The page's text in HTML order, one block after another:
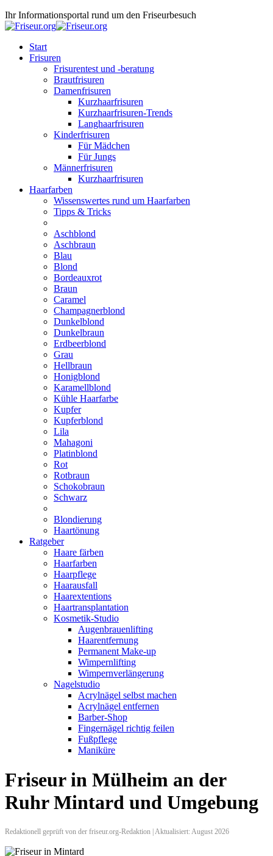
Ihr Informationsportal rund um den Friseurbesuch
Start
Frisuren
Frisurentest und -beratung
Brautfrisuren
Damenfrisuren
Kurzhaarfrisuren
Kurzhaarfrisuren-Trends
Langhaarfrisuren
Kinderfrisuren
Für Mädchen
Für Jungs
Männerfrisuren
Kurzhaarfrisuren
Haarfarben
Wissenswertes rund um Haarfarben
Tipps & Tricks
Aschblond
Aschbraun
Blau
Blond
Bordeauxrot
Braun
Caramel
Champagnerblond
Dunkelblond
Dunkelbraun
Erdbeerblond
Grau
Hellbraun
Honigblond
Karamellblond
Kühle Haarfarbe
Kupfer
Kupferblond
Lila
Mahagoni
Platinblond
Rot
Rotbraun
Schokobraun
Schwarz
Blondierung
Haartönung
Ratgeber
Haare färben
Haarfarben
Haarpflege
Haarausfall
Haarextentions
Haartransplantation
Kosmetik-Studio
Augenbrauenlifting
Haarentfernung
Permanent Make-up
Wimpernlifting
Wimpernverlängerung
Nagelstudio
Acrylnägel selbst machen
Acrylnägel entfernen
Barber-Shop
Fingernägel richtig feilen
Fußpflege
Maniküre
Friseur in Mülheim an der
Ruhr Mintard und Umgebung
Redaktionell geprüft von der friseur.org-Redaktion | Aktualisiert: August 2026